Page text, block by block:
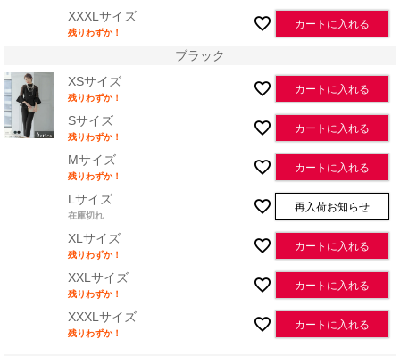
XXXLサイズ
残りわずか！
カートに入れる
ブラック
XSサイズ
残りわずか！
カートに入れる
Sサイズ
残りわずか！
カートに入れる
Mサイズ
残りわずか！
カートに入れる
Lサイズ
在庫切れ
再入荷お知らせ
XLサイズ
残りわずか！
カートに入れる
XXLサイズ
残りわずか！
カートに入れる
XXXLサイズ
残りわずか！
カートに入れる